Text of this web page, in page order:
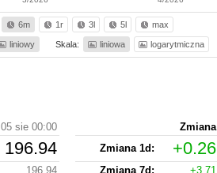
6m 1r 3l 5l max
liniowy Skala: liniowa logarytmiczna
05 sie 00:00
196.94
196.94
Zmiana
Zmiana 1d:
+0.26
Zmiana 7d: +3.71